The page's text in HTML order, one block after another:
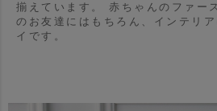
揃えています。
赤ちゃんのファー
のお友達にはもちろん、インテリ
イです。